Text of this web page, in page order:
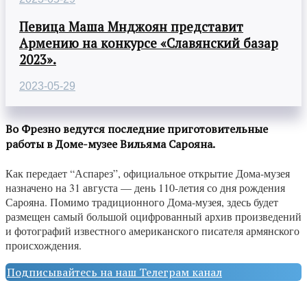
Певица Маша Мнджоян представит
Армению на конкурсе «Славянский базар
2023».
2023-05-29
Во Фрезно ведутся последние приготовительные
работы в Доме-музее Вильяма Сарояна.
Как передает “Аспарез”, официальное открытие Дома-музея
назначено на 31 августа — день 110-летия со дня рождения
Сарояна. Помимо традиционного Дома-музея, здесь будет
размещен самый большой оцифрованный архив произведений
и фотографий известного американского писателя армянского
происхождения.
Подписывайтесь на наш Телеграм канал